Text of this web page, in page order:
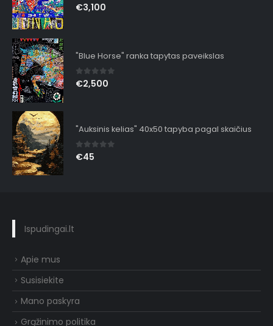
0out of 5
€3,100
"Blue Horse" ranka tapytas paveikslas
0out of 5
€2,500
"Auksinis kelias" 40x50 tapyba pagal skaičius
0out of 5
€45
Ispudingai.lt
Apie mus
Susisiekite
Mano paskyra
Grąžinimo politika